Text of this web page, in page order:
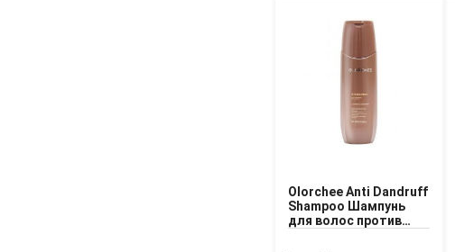
Olorchee Anti Dandruff
Shampoo Шампунь
для волос против